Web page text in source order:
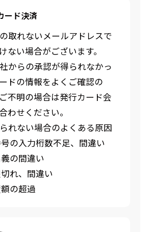
ード決済
取れないメールアドレスで
ない場合がございます。
からの承認が得られなかっ
ドの情報をよくご確認の
不明の場合は発行カード会
わせください。
れない場合のよくある原因
号の入力桁数不足、間違い
の間違い
れ、間違い
の超過